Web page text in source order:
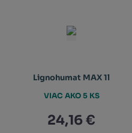
Lignohumat MAX 1l
24,16 €
VIAC AKO 5 KS